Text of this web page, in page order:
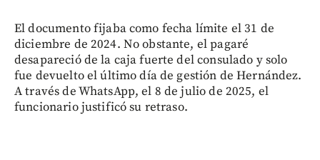
El documento fijaba como fecha límite el 31 de
diciembre de 2024. No obstante, el pagaré
desapareció de la caja fuerte del consulado y solo
fue devuelto el último día de gestión de Hernández.
A través de WhatsApp, el 8 de julio de 2025, el
funcionario justificó su retraso.